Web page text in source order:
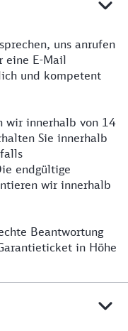
uns anrufen
eine E-Mail
und kompetent
wir innerhalb von 14
Sie innerhalb
endgültige
wir innerhalb
Beantwortung
in Höhe